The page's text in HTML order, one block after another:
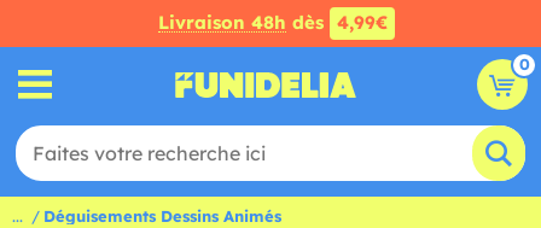
Livraison 48h dès 4,99€
0
... Déguisements Dessins Animés